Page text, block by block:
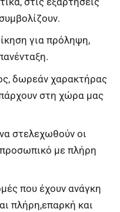
για πρόληψη,
δωρεάν χαρακτήρας
στη χώρα μας
στελεχωθούν οι
με πλήρη
που έχουν ανάγκη
πλήρη,επαρκή και